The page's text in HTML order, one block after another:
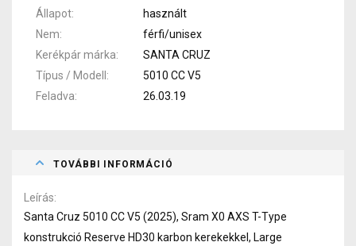
Állapot
használt
Nem
férfi/unisex
Kerékpár márka
SANTA CRUZ
Típus / Modell
5010 CC V5
Feladva
26.03.19
TOVÁBBI INFORMÁCIÓ
Leírás
Santa Cruz 5010 CC V5 (2025), Sram X0 AXS T-Type
konstrukció Reserve HD30 karbon kerekekkel, Large